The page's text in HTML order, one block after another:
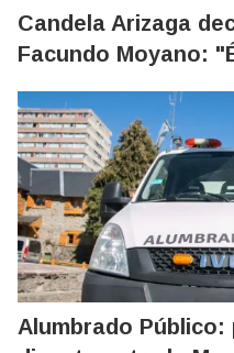
Candela Arizaga
Facundo Moyano:
Alumbrado